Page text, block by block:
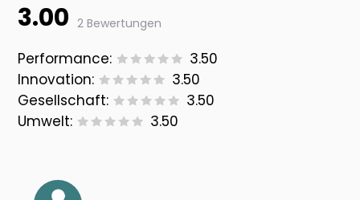
3.00 2 Bewertungen
Performance:
3.50
Innovation:
3.50
Gesellschaft:
3.50
Umwelt:
3.50